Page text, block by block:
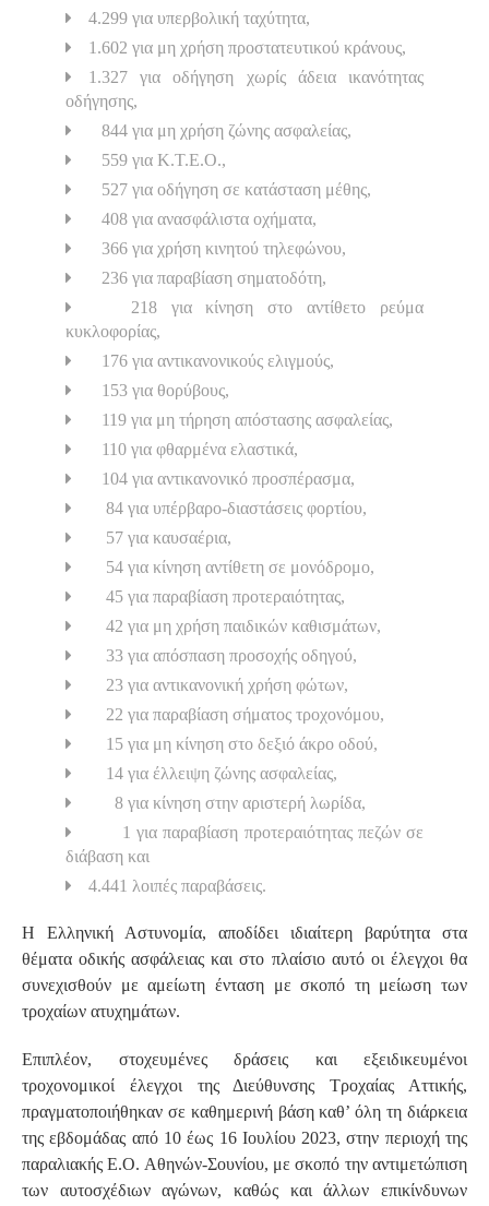
4.299 για υπερβολική ταχύτητα,
1.602 για μη χρήση προστατευτικού κράνους,
1.327 για οδήγηση χωρίς άδεια ικανότητας
οδήγησης,
844 για μη χρήση ζώνης ασφαλείας,
559 για Κ.Τ.Ε.Ο.,
527 για οδήγηση σε κατάσταση μέθης,
408 για ανασφάλιστα οχήματα,
366 για χρήση κινητού τηλεφώνου,
236 για παραβίαση σηματοδότη,
218 για κίνηση στο αντίθετο ρεύμα
κυκλοφορίας,
176 για αντικανονικούς ελιγμούς,
153 για θορύβους,
119 για μη τήρηση απόστασης ασφαλείας,
110 για φθαρμένα ελαστικά,
104 για αντικανονικό προσπέρασμα,
84 για υπέρβαρο-διαστάσεις φορτίου,
57 για καυσαέρια,
54 για κίνηση αντίθετη σε μονόδρομο,
45 για παραβίαση προτεραιότητας,
42 για μη χρήση παιδικών καθισμάτων,
33 για απόσπαση προσοχής οδηγού,
23 για αντικανονική χρήση φώτων,
22 για παραβίαση σήματος τροχονόμου,
15 για μη κίνηση στο δεξιό άκρο οδού,
14 για έλλειψη ζώνης ασφαλείας,
8 για κίνηση στην αριστερή λωρίδα,
1 για παραβίαση προτεραιότητας πεζών σε
διάβαση και
4.441 λοιπές παραβάσεις.
Η Ελληνική Αστυνομία, αποδίδει ιδιαίτερη βαρύτητα στα
θέματα οδικής ασφάλειας και στο πλαίσιο αυτό οι έλεγχοι θα
συνεχισθούν με αμείωτη ένταση με σκοπό τη μείωση των
τροχαίων ατυχημάτων.
Επιπλέον, στοχευμένες δράσεις και εξειδικευμένοι
τροχονομικοί έλεγχοι της Διεύθυνσης Τροχαίας Αττικής,
πραγματοποιήθηκαν σε καθημερινή βάση καθ’ όλη τη διάρκεια
της εβδομάδας από 10 έως 16 Ιουλίου 2023, στην περιοχή της
παραλιακής Ε.Ο. Αθηνών-Σουνίου, με σκοπό την αντιμετώπιση
των αυτοσχέδιων αγώνων, καθώς και άλλων επικίνδυνων